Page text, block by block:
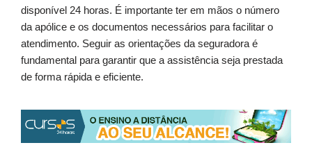
disponível 24 horas. É importante ter em mãos o número
da apólice e os documentos necessários para facilitar o
atendimento. Seguir as orientações da seguradora é
fundamental para garantir que a assistência seja prestada
de forma rápida e eficiente.